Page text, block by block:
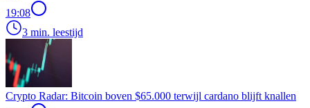
19:08
3 min. leestijd
Crypto Radar: Bitcoin boven $65.000 terwijl cardano blijft knallen